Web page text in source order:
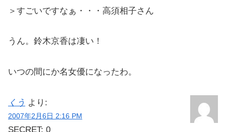
＞すごいですなぁ・・・高須相子さん
うん。鈴木京香は凄い！
いつの間にか名女優になったわ。
くう より:
2007年2月6日 2:16 PM
SECRET: 0